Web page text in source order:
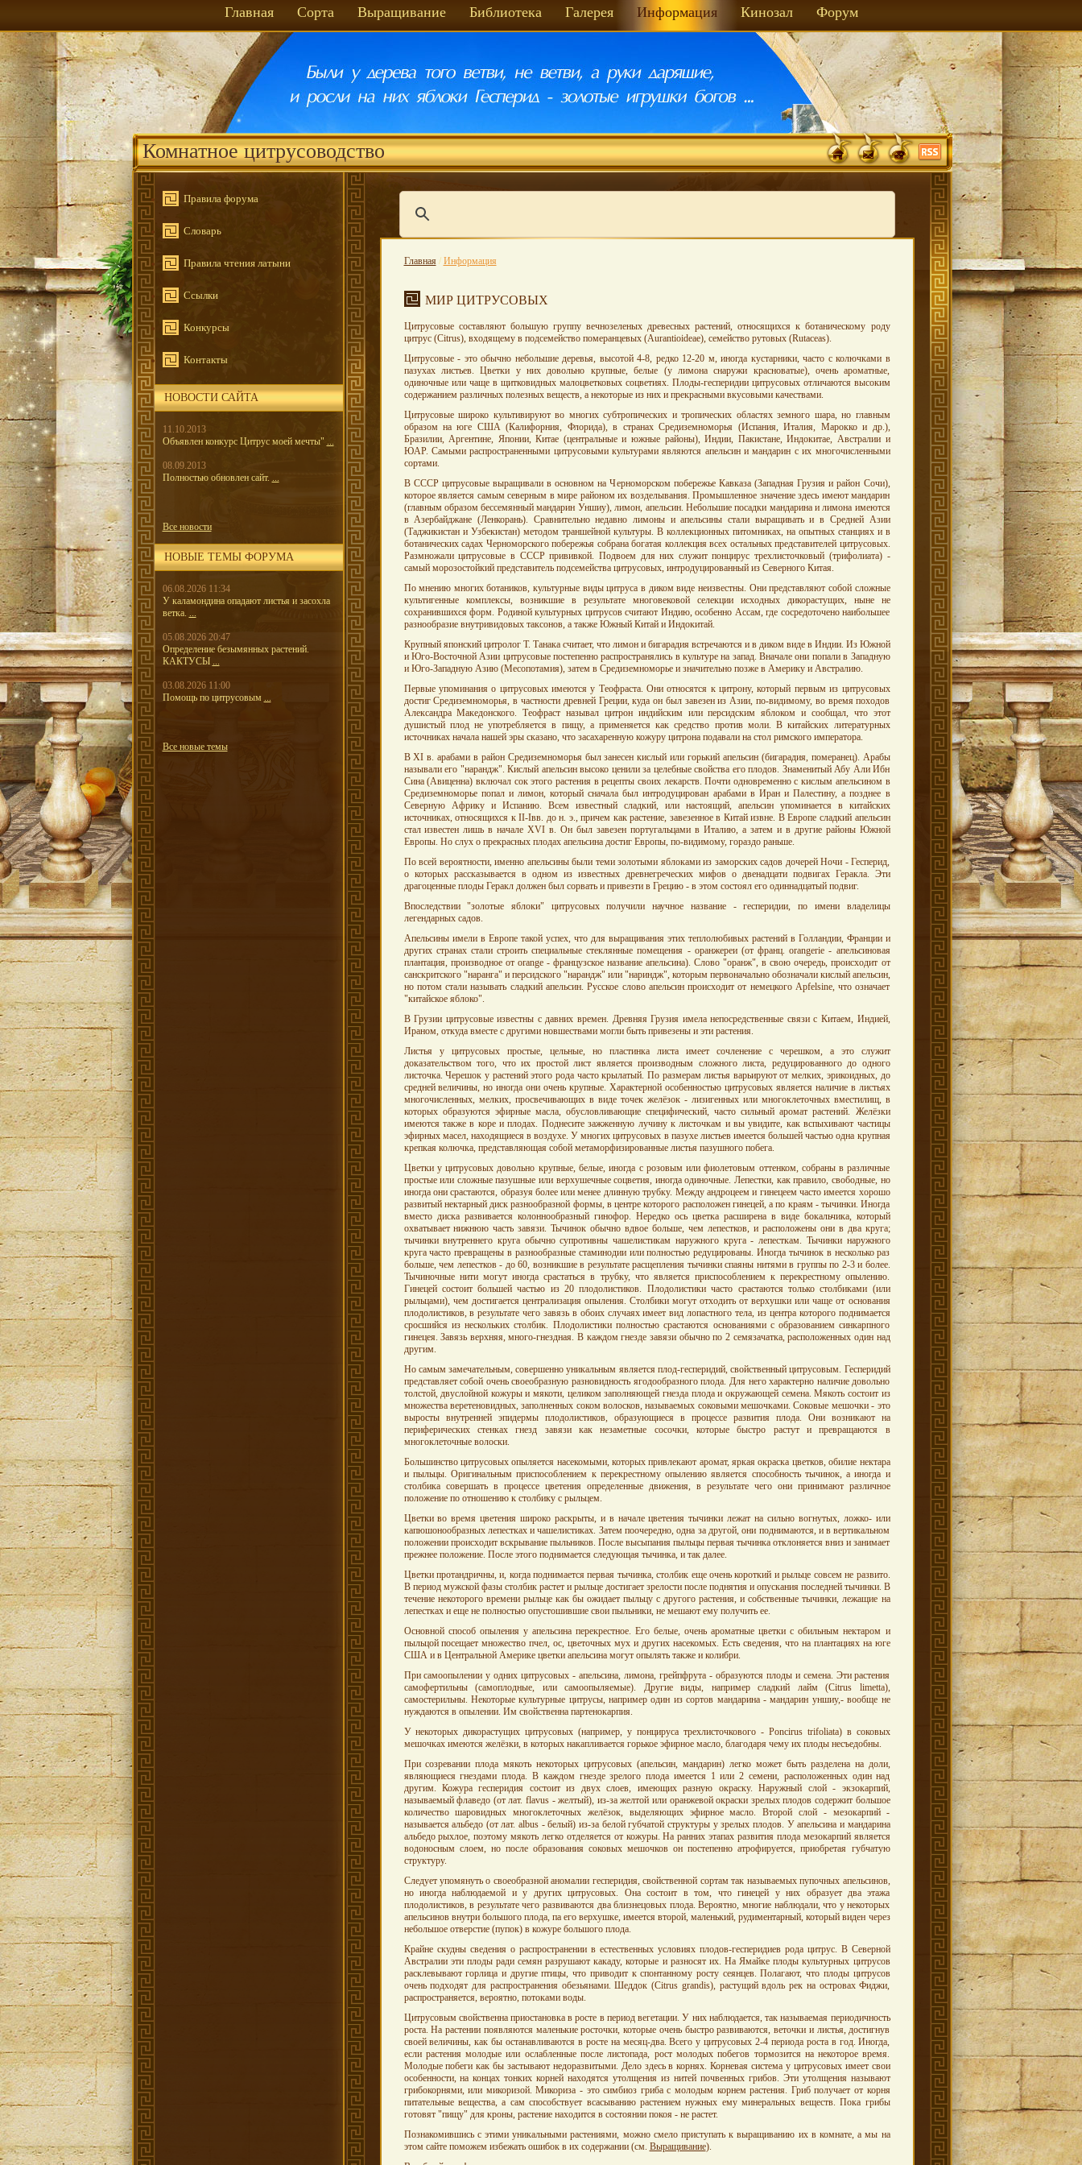
Главная Сорта Выращивание Библиотека Галерея Информация Кинозал Форум
Комнатное цитрусоводство
Правила форума
Словарь
Правила чтения латыни
Ссылки
Конкурсы
Контакты
НОВОСТИ САЙТА
11.10.2013
Объявлен конкурс Цитрус моей мечты" ...
08.09.2013
Полностью обновлен сайт. ...
Все новости
НОВЫЕ ТЕМЫ ФОРУМА
06.08.2026 11:34
У каламондина опадают листья и засохла
ветка. ...
05.08.2026 20:47
Определение безымянных растений.
КАКТУСЫ ...
03.08.2026 11:00
Помощь по цитрусовым ...
Все новые темы
Главная/ Информация
МИР ЦИТРУСОВЫХ
Цитрусовые составляют большую группу вечнозеленых древесных растений, относящихся к ботаническому роду
цитрус (Citrus), входящему в подсемейство померанцевых (Aurantioideae), семейство рутовых (Rutaceas).
Цитрусовые - это обычно небольшие деревья, высотой 4-8, редко 12-20 м, иногда кустарники, часто с колючками в
пазухах листьев. Цветки у них довольно крупные, белые (у лимона снаружи красноватые), очень ароматные,
одиночные или чаще в щитковидных малоцветковых соцветиях. Плоды-гесперидии цитрусовых отличаются высоким
содержанием различных полезных веществ, а некоторые из них и прекрасными вкусовыми качествами.
Цитрусовые широко культивируют во многих субтропических и тропических областях земного шара, но главным
образом на юге США (Калифорния, Флорида), в странах Средиземноморья (Испания, Италия, Марокко и др.),
Бразилии, Аргентине, Японии, Китае (центральные и южные районы), Индии, Пакистане, Индокитае, Австралии и
ЮАР. Самыми распространенными цитрусовыми культурами являются апельсин и мандарин с их многочисленными
сортами.
В СССР цитрусовые выращивали в основном на Черноморском побережье Кавказа (Западная Грузия и район Сочи),
которое является самым северным в мире районом их возделывания. Промышленное значение здесь имеют мандарин
(главным образом бессемянный мандарин Уншиу), лимон, апельсин. Небольшие посадки мандарина и лимона имеются
в Азербайджане (Ленкорань). Сравнительно недавно лимоны и апельсины стали выращивать и в Средней Азии
(Таджикистан и Узбекистан) методом траншейной культуры. В коллекционных питомниках, на опытных станциях и в
ботанических садах Черноморского побережья собрана богатая коллекция всех остальных представителей цитрусовых.
Размножали цитрусовые в СССР прививкой. Подвоем для них служит понцирус трехлисточковый (трифолиата) -
самый морозостойкий представитель подсемейства цитрусовых, интродуцированный из Северного Китая.
По мнению многих ботаников, культурные виды цитруса в диком виде неизвестны. Они представляют собой сложные
культигенные комплексы, возникшие в результате многовековой селекции исходных дикорастущих, ныне не
сохранившихся форм. Родиной культурных цитрусов считают Индию, особенно Ассам, где сосредоточено наибольшее
разнообразие внутривидовых таксонов, а также Южный Китай и Индокитай.
Крупный японский цитролог Т. Танака считает, что лимон и бигарадия встречаются и в диком виде в Индии. Из Южной
и Юго-Восточной Азии цитрусовые постепенно распространялись в культуре на запад. Вначале они попали в Западную
и Юго-Западную Азию (Месопотамия), затем в Средиземноморье и значительно позже в Америку и Австралию.
Первые упоминания о цитрусовых имеются у Теофраста. Они относятся к цитрону, который первым из цитрусовых
достиг Средиземноморья, в частности древней Греции, куда он был завезен из Азии, по-видимому, во время походов
Александра Македонского. Теофраст называл цитрон индийским или персидским яблоком и сообщал, что этот
душистый плод не употребляется в пищу, а применяется как средство против моли. В китайских литературных
источниках начала нашей эры сказано, что засахаренную кожуру цитрона подавали на стол римского императора.
В XI в. арабами в район Средиземноморья был занесен кислый или горький апельсин (бигарадия, померанец). Арабы
называли его "нарандж". Кислый апельсин высоко ценили за целебные свойства его плодов. Знаменитый Абу Али Ибн
Сина (Авиценна) включал сок этого растения в рецепты своих лекарств. Почти одновременно с кислым апельсином в
Средиземноморье попал и лимон, который сначала был интродуцирован арабами в Иран и Палестину, а позднее в
Северную Африку и Испанию. Всем известный сладкий, или настоящий, апельсин упоминается в китайских
источниках, относящихся к II-Iвв. до н. э., причем как растение, завезенное в Китай извне. В Европе сладкий апельсин
стал известен лишь в начале XVI в. Он был завезен португальцами в Италию, а затем и в другие районы Южной
Европы. Но слух о прекрасных плодах апельсина достиг Европы, по-видимому, гораздо раньше.
По всей вероятности, именно апельсины были теми золотыми яблоками из заморских садов дочерей Ночи - Гесперид,
о которых рассказывается в одном из известных древнегреческих мифов о двенадцати подвигах Геракла. Эти
драгоценные плоды Геракл должен был сорвать и привезти в Грецию - в этом состоял его одиннадцатый подвиг.
Впоследствии "золотые яблоки" цитрусовых получили научное название - геcперидии, по имени владелицы
легендарных садов.
Апельсины имели в Европе такой успех, что для выращивания этих теплолюбивых растений в Голландии, Франции и
других странах стали строить специальные стеклянные помещения - оранжереи (от франц. orangerie - апельсиновая
плантация, производное от orange - французское название апельсина). Слово "оранж", в свою очередь, происходит от
санскритского "наранга" и персидского "нарандж" или "нариндж", которым первоначально обозначали кислый апельсин,
но потом стали называть сладкий апельсин. Русское слово апельсин происходит от немецкого Apfelsine, что означает
"китайское яблоко".
В Грузии цитрусовые известны с давних времен. Древняя Грузия имела непосредственные связи с Китаем, Индией,
Ираном, откуда вместе с другими новшествами могли быть привезены и эти растения.
Листья у цитрусовых простые, цельные, но пластинка листа имеет сочленение с черешком, а это служит
доказательством того, что их простой лист является производным сложного листа, редуцированного до одного
листочка. Черешок у растений этого рода часто крылатый. По размерам листья варьируют от мелких, эрикоидных, до
средней величины, но иногда они очень крупные. Характерной особенностью цитрусовых является наличие в листьях
многочисленных, мелких, просвечивающих в виде точек желёзок - лизигенных или многоклеточных вместилищ, в
которых образуются эфирные масла, обусловливающие специфический, часто сильный аромат растений. Желёзки
имеются также в коре и плодах. Поднесите зажженную лучину к листочкам и вы увидите, как вспыхивают частицы
эфирных масел, находящиеся в воздухе. У многих цитрусовых в пазухе листьев имеется большей частью одна крупная
крепкая колючка, представляющая собой метаморфизированные листья пазушного побега.
Цветки у цитрусовых довольно крупные, белые, иногда с розовым или фиолетовым оттенком, собраны в различные
простые или сложные пазушные или верхушечные соцветия, иногда одиночные. Лепестки, как правило, свободные, но
иногда они срастаются, образуя более или менее длинную трубку. Между андроцеем и гинецеем часто имеется хорошо
развитый нектарный диск разнообразной формы, в центре которого расположен гинецей, а по краям - тычинки. Иногда
вместо диска развивается колоннообразный гинофор. Нередко ось цветка расширена в виде бокальчика, который
охватывает нижнюю часть завязи. Тычинок обычно вдвое больше, чем лепестков, и расположены они в два круга;
тычинки внутреннего круга обычно супротивны чашелистикам наружного круга - лепесткам. Тычинки наружного
круга часто превращены в разнообразные стаминодии или полностью редуцированы. Иногда тычинок в несколько раз
больше, чем лепестков - до 60, возникшие в результате расщепления тычинки спаяны нитями в группы по 2-3 и более.
Тычиночные нити могут иногда срастаться в трубку, что является приспособлением к перекрестному опылению.
Гинецей состоит большей частью из 20 плодолистиков. Плодолистики часто срастаются только столбиками (или
рыльцами), чем достигается централизация опыления. Столбики могут отходить от верхушки или чаще от основания
плодолистиков, в результате чего завязь в обоих случаях имеет вид лопастного тела, из центра которого поднимается
сросшийся из нескольких столбик. Плодолистики полностью срастаются основаниями с образованием синкарпного
гинецея. Завязь верхняя, много-гнездная. В каждом гнезде завязи обычно по 2 семязачатка, расположенных один над
другим.
Но самым замечательным, совершенно уникальным является плод-гесперидий, свойственный цитрусовым. Гесперидий
представляет собой очень своеобразную разновидность ягодообразного плода. Для него характерно наличие довольно
толстой, двуслойной кожуры и мякоти, целиком заполняющей гнезда плода и окружающей семена. Мякоть состоит из
множества веретеновидных, заполненных соком волосков, называемых соковыми мешочками. Соковые мешочки - это
выросты внутренней эпидермы плодолистиков, образующиеся в процессе развития плода. Они возникают на
периферических стенках гнезд завязи как незаметные сосочки, которые быстро растут и превращаются в
многоклеточные волоски.
Большинство цитрусовых опыляется насекомыми, которых привлекают аромат, яркая окраска цветков, обилие нектара
и пыльцы. Оригинальным приспособлением к перекрестному опылению является способность тычинок, а иногда и
столбика совершать в процессе цветения определенные движения, в результате чего они принимают различное
положение по отношению к столбику с рыльцем.
Цветки во время цветения широко раскрыты, и в начале цветения тычинки лежат на сильно вогнутых, ложко- или
капюшонообразных лепестках и чашелистиках. Затем поочередно, одна за другой, они поднимаются, и в вертикальном
положении происходит вскрывание пыльников. После высыпания пыльцы первая тычинка отклоняется вниз и занимает
прежнее положение. После этого поднимается следующая тычинка, и так далее.
Цветки протандричны, и, когда поднимается первая тычинка, столбик еще очень короткий и рыльце совсем не развито.
В период мужской фазы столбик растет и рыльце достигает зрелости после поднятия и опускания последней тычинки. В
течение некоторого времени рыльце как бы ожидает пыльцу с другого растения, и собственные тычинки, лежащие на
лепестках и еще не полностью опустошившие свои пыльники, не мешают ему получить ее.
Основной способ опыления у апельсина перекрестное. Его белые, очень ароматные цветки с обильным нектаром и
пыльцой посещает множество пчел, ос, цветочных мух и других насекомых. Есть сведения, что на плантациях на юге
США и в Центральной Америке цветки апельсина могут опылять также и колибри.
При самоопылении у одних цитрусовых - апельсина, лимона, грейпфрута - образуются плоды и семена. Эти растения
самофертильны (самоплодные, или самоопыляемые). Другие виды, например сладкий лайм (Citrus limetta),
самостерильны. Некоторые культурные цитрусы, например один из сортов мандарина - мандарин уншиу,- вообще не
нуждаются в опылении. Им свойственна партенокарпия.
У некоторых дикорастущих цитрусовых (например, у понцируса трехлисточкового - Poncirus trifoliata) в соковых
мешочках имеются желёзки, в которых накапливается горькое эфирное масло, благодаря чему их плоды несъедобны.
При созревании плода мякоть некоторых цитрусовых (апельсин, мандарин) легко может быть разделена на доли,
являющиеся гнездами плода. В каждом гнезде зрелого плода имеется 1 или 2 семени, расположенных один над
другим. Кожура гесперидия состоит из двух слоев, имеющих разную окраску. Наружный слой - экзокарпий,
называемый флаведо (от лат. flavus - желтый), из-за желтой или оранжевой окраски зрелых плодов содержит большое
количество шаровидных многоклеточных желёзок, выделяющих эфирное масло. Второй слой - мезокарпий -
называется альбедо (от лат. albus - белый) из-за белой губчатой структуры у зрелых плодов. У апельсина и мандарина
альбедо рыхлое, поэтому мякоть легко отделяется от кожуры. На ранних этапах развития плода мезокарпий является
водоносным слоем, но после образования соковых мешочков он постепенно атрофируется, приобретая губчатую
структуру.
Следует упомянуть о своеобразной аномалии гесперидия, свойственной сортам так называемых пупочных апельсинов,
но иногда наблюдаемой и у других цитрусовых. Она состоит в том, что гинецей у них образует два этажа
плодолистиков, в результате чего развиваются два близнецовых плода. Вероятно, многие наблюдали, что у некоторых
апельсинов внутри большого плода, па его верхушке, имеется второй, маленький, рудиментарный, который виден через
небольшое отверстие (пупок) в кожуре большого плода.
Крайне скудны сведения о распространении в естественных условиях плодов-гесперидиев рода цитрус. В Северной
Австралии эти плоды ради семян разрушают какаду, которые и разносят их. На Ямайке плоды культурных цитрусов
расклевывают горлица и другие птицы, что приводит к спонтанному росту сеянцев. Полагают, что плоды цитрусов
очень подходят для распространения обезьянами. Шеддок (Citrus grandis), растущий вдоль рек на островах Фиджи,
распространяется, вероятно, потоками воды.
Цитрусовым свойственна приостановка в росте в период вегетации. У них наблюдается, так называемая периодичность
роста. На растении появляются маленькие росточки, которые очень быстро развиваются, веточки и листья, достигнув
своей величины, как бы останавливаются в росте на месяц-два. Всего у цитрусовых 2-4 периода роста в год. Иногда,
если растения молодые или ослабленные после листопада, рост молодых побегов тормозится на некоторое время.
Молодые побеги как бы застывают недоразвитыми. Дело здесь в корнях. Корневая система у цитрусовых имеет свои
особенности, на концах тонких корней находятся утолщения из нитей почвенных грибов. Эти утолщения называют
грибокорнями, или микоризой. Микориза - это симбиоз гриба с молодым корнем растения. Гриб получает от корня
питательные вещества, а сам способствует всасыванию растением нужных ему минеральных веществ. Пока грибы
готовят "пищу" для кроны, растение находится в состоянии покоя - не растет.
Познакомившись с этими уникальными растениями, можно смело приступать к выращиванию их в комнате, а мы на
этом сайте поможем избежать ошибок в их содержании (см. Выращивание).